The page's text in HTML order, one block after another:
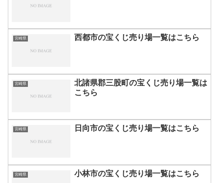
宮崎県 西都市の宝くじ売り場一覧はこちら
宮崎県
北諸県郡三股町の宝くじ売り場一覧は
こちら
宮崎県 日向市の宝くじ売り場一覧はこちら
宮崎県 小林市の宝くじ売り場一覧はこちら